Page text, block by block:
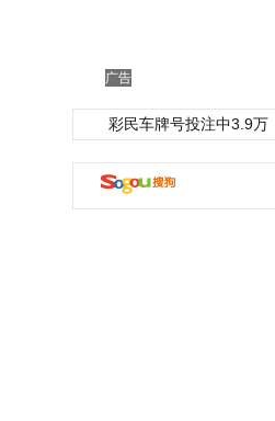
广告
彩民车牌号投注中3.9万